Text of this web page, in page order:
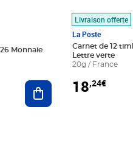
Monnaie
Ajouter au panier
Livraison offerte
La Poste
Carnet de 12
Lettre verte
20g / France
18,24€